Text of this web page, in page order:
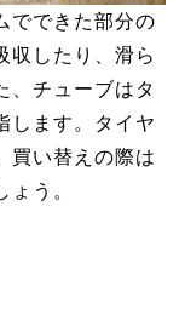
でできた部分の
収したり、滑ら
、チューブはタ
します。タイヤ
買い替えの際は
う。